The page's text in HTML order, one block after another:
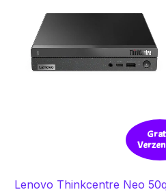
Lenovo Thinkcentre Neo 50q